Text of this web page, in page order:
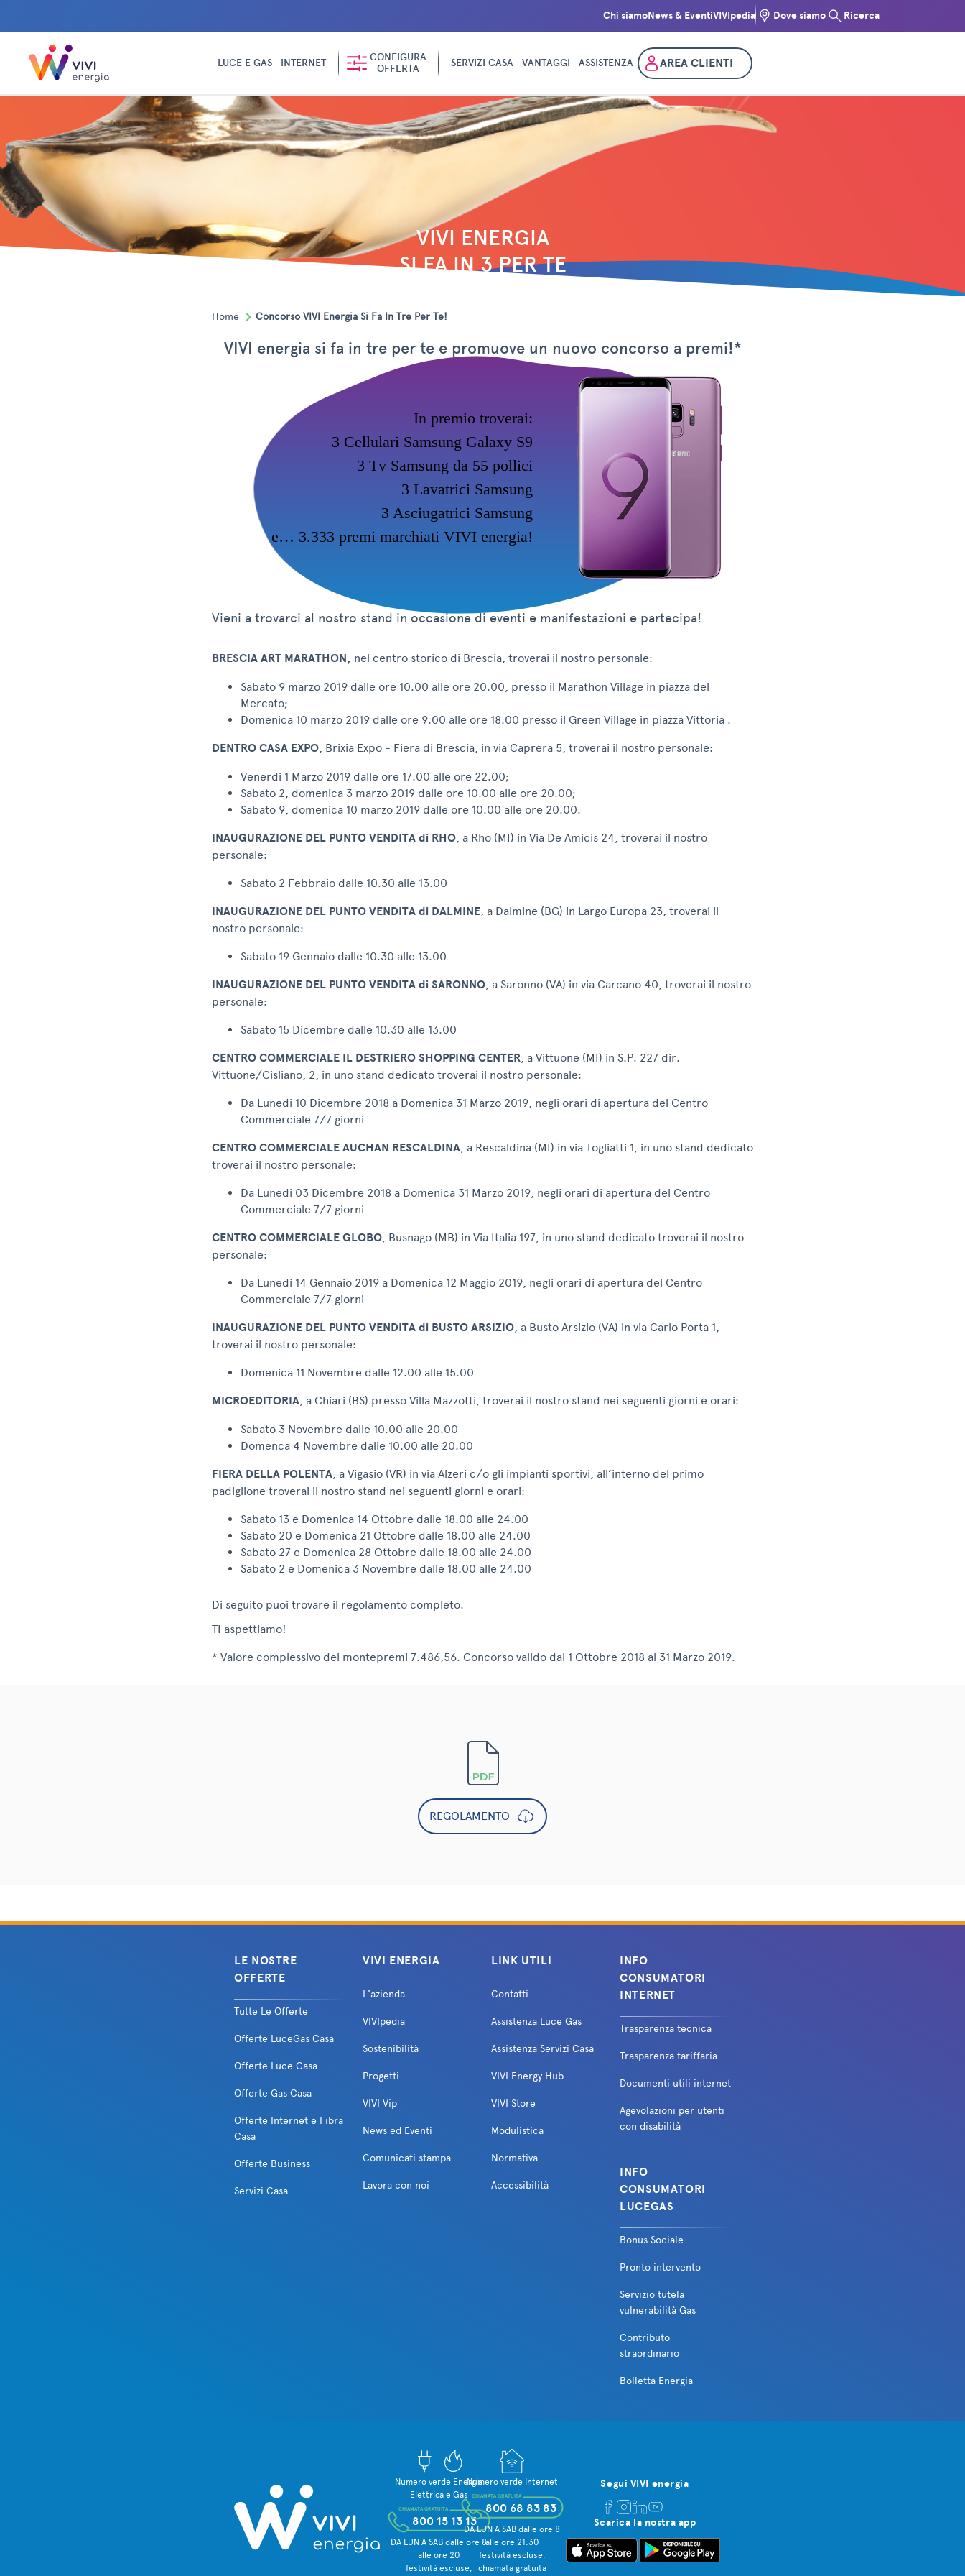
Chi siamoNews & EventiVIVIpedia Dove siamo Ricerca
LUCE E GAS INTERNET
CONFIGURA
OFFERTA
SERVIZI CASA VANTAGGI ASSISTENZA AREA CLIENTI
VIVI ENERGIA
SI FA IN 3 PER TE
Home Concorso VIVI Energia Si Fa In Tre Per Te!
VIVI energia si fa in tre per te e promuove un nuovo concorso a premi!*
In premio troverai:
3 Cellulari Samsung Galaxy S9
3 Tv Samsung da 55 pollici
3 Lavatrici Samsung
3 Asciugatrici Samsung
e… 3.333 premi marchiati VIVI energia!
Vieni a trovarci al nostro stand in occasione di eventi e manifestazioni e partecipa!
BRESCIA ART MARATHON, nel centro storico di Brescia, troverai il nostro personale:
Sabato 9 marzo 2019 dalle ore 10.00 alle ore 20.00, presso il Marathon Village in piazza del
Mercato;
Domenica 10 marzo 2019 dalle ore 9.00 alle ore 18.00 presso il Green Village in piazza Vittoria .
DENTRO CASA EXPO , Brixia Expo - Fiera di Brescia, in via Caprera 5, troverai il nostro personale:
Venerdi 1 Marzo 2019 dalle ore 17.00 alle ore 22.00;
Sabato 2, domenica 3 marzo 2019 dalle ore 10.00 alle ore 20.00;
Sabato 9, domenica 10 marzo 2019 dalle ore 10.00 alle ore 20.00.
INAUGURAZIONE DEL PUNTO VENDITA di RHO , a Rho (MI) in Via De Amicis 24, troverai il nostro
personale:
Sabato 2 Febbraio dalle 10.30 alle 13.00
INAUGURAZIONE DEL PUNTO VENDITA di DALMINE , a Dalmine (BG) in Largo Europa 23, troverai il
nostro personale:
Sabato 19 Gennaio dalle 10.30 alle 13.00
INAUGURAZIONE DEL PUNTO VENDITA di SARONNO , a Saronno (VA) in via Carcano 40, troverai il nostro
personale:
Sabato 15 Dicembre dalle 10.30 alle 13.00
CENTRO COMMERCIALE IL DESTRIERO SHOPPING CENTER , a Vittuone (MI) in S.P. 227 dir.
Vittuone/Cisliano, 2, in uno stand dedicato troverai il nostro personale:
Da Lunedi 10 Dicembre 2018 a Domenica 31 Marzo 2019, negli orari di apertura del Centro
Commerciale 7/7 giorni
CENTRO COMMERCIALE AUCHAN RESCALDINA , a Rescaldina (MI) in via Togliatti 1, in uno stand dedicato
troverai il nostro personale:
Da Lunedi 03 Dicembre 2018 a Domenica 31 Marzo 2019, negli orari di apertura del Centro
Commerciale 7/7 giorni
CENTRO COMMERCIALE GLOBO , Busnago (MB) in Via Italia 197, in uno stand dedicato troverai il nostro
personale:
Da Lunedì 14 Gennaio 2019 a Domenica 12 Maggio 2019, negli orari di apertura del Centro
Commerciale 7/7 giorni
INAUGURAZIONE DEL PUNTO VENDITA di BUSTO ARSIZIO , a Busto Arsizio (VA) in via Carlo Porta 1,
troverai il nostro personale:
Domenica 11 Novembre dalle 12.00 alle 15.00
MICROEDITORIA , a Chiari (BS) presso Villa Mazzotti, troverai il nostro stand nei seguenti giorni e orari:
Sabato 3 Novembre dalle 10.00 alle 20.00
Domenca 4 Novembre dalle 10.00 alle 20.00
FIERA DELLA POLENTA , a Vigasio (VR) in via Alzeri c/o gli impianti sportivi, all’interno del primo
padiglione troverai il nostro stand nei seguenti giorni e orari:
Sabato 13 e Domenica 14 Ottobre dalle 18.00 alle 24.00
Sabato 20 e Domenica 21 Ottobre dalle 18.00 alle 24.00
Sabato 27 e Domenica 28 Ottobre dalle 18.00 alle 24.00
Sabato 2 e Domenica 3 Novembre dalle 18.00 alle 24.00
Di seguito puoi trovare il regolamento completo.
TI aspettiamo!
* Valore complessivo del montepremi 7.486,56. Concorso valido dal 1 Ottobre 2018 al 31 Marzo 2019.
REGOLAMENTO
LE NOSTRE
OFFERTE
Tutte Le Offerte
Offerte LuceGas Casa
Offerte Luce Casa
Offerte Gas Casa
Offerte Internet e Fibra
Casa
Offerte Business
Servizi Casa
VIVI ENERGIA
L'azienda
VIVIpedia
Sostenibilità
Progetti
VIVI Vip
News ed Eventi
Comunicati stampa
Lavora con noi
LINK UTILI
Contatti
Assistenza Luce Gas
Assistenza Servizi Casa
VIVI Energy Hub
VIVI Store
Modulistica
Normativa
Accessibilità
INFO
CONSUMATORI
INTERNET
Trasparenza tecnica
Trasparenza tariffaria
Documenti utili internet
Agevolazioni per utenti
con disabilità
INFO
CONSUMATORI
LUCEGAS
Bonus Sociale
Pronto intervento
Servizio tutela
vulnerabilità Gas
Contributo
straordinario
Bolletta Energia
Numero verde Energia
Elettrica e Gas
800 15 13 13
CHIAMATA GRATUITA
DA LUN A SAB dalle ore 8
alle ore 20
festività escluse,
Numero verde Internet
800 68 83 83
CHIAMATA GRATUITA
DA LUN A SAB dalle ore 8
alle ore 21:30
festività escluse,
chiamata gratuita
Segui VIVI energia
Scarica la nostra app